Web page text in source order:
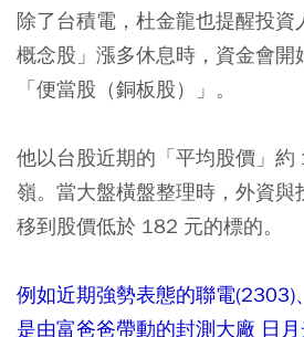
除了台積電，杜金龍也提醒投資
概念股」漲多休息時，資金會開
「便當股（銅板股）」。
他以台股近期的「平均股價」
嶺。當大盤橫盤整理時，外資與
移到股價低於 182 元的標的。
例如近期強勢表態的聯電(2303)
是由富爸爸帶動的封測大廠 日月